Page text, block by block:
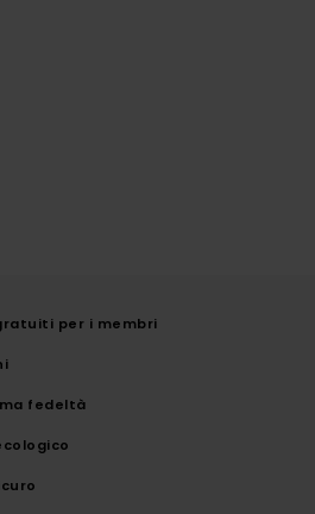
per i membri
fedeltà